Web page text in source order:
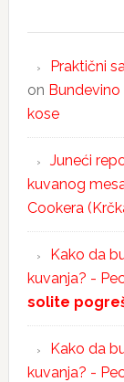
Praktični
on Bundevino
kose
Juneći
kuvanog
Cookera
Kako da
kuvanja? -
solite
Kako da
kuvanja? -